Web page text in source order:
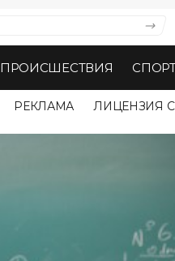
ПРОИСШЕСТВИЯ
РЕКЛАМА ЛИЦЕНЗИЯ